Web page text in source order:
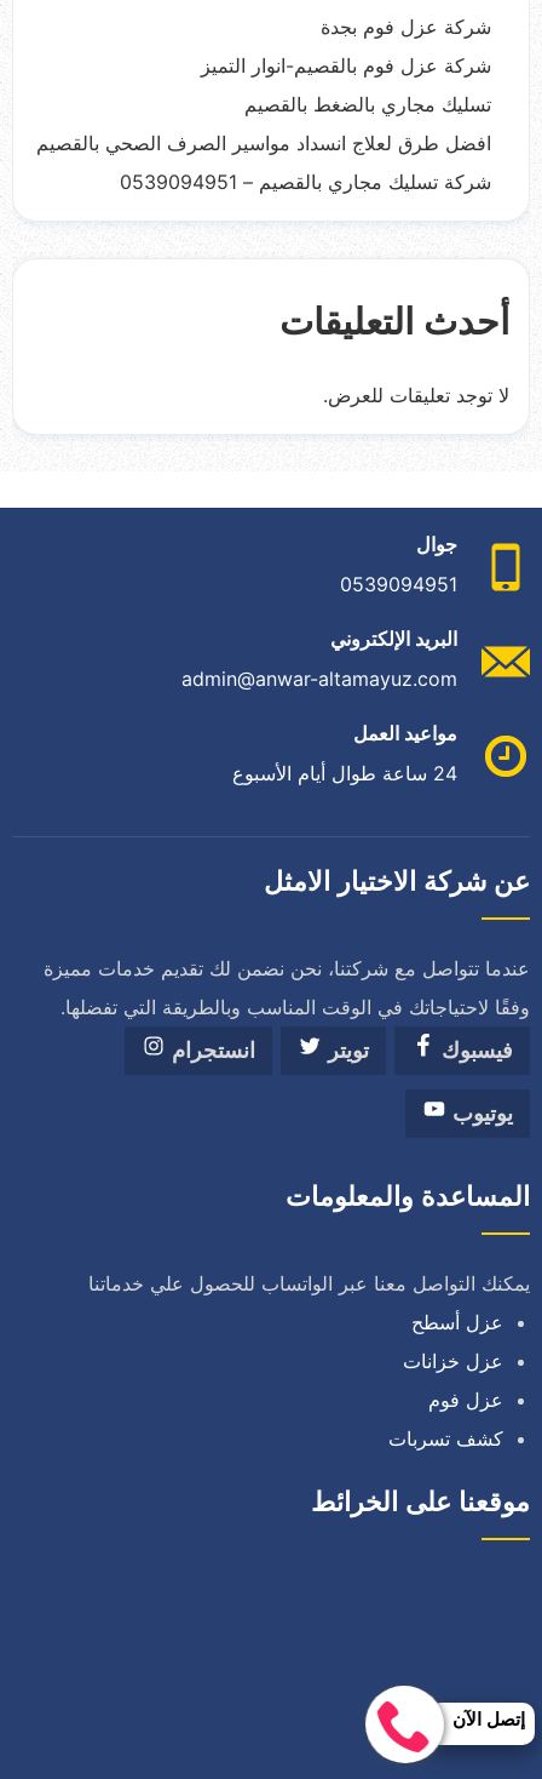
شركة عزل فوم بجدة
شركة عزل فوم بالقصيم-انوار التميز
تسليك مجاري بالضغط بالقصيم
افضل طرق لعلاج انسداد مواسير الصرف الصحي بالقصيم
شركة تسليك مجاري بالقصيم – 0539094951
أحدث التعليقات
لا توجد تعليقات للعرض.
جوال
0539094951
البريد الإلكتروني
admin@anwar-altamayuz.com
مواعيد العمل
24 ساعة طوال أيام الأسبوع
عن شركة الاختيار الامثل
عندما تتواصل مع شركتنا، نحن نضمن لك تقديم خدمات مميزة
وفقًا لاحتياجاتك في الوقت المناسب وبالطريقة التي تفضلها.
فيسبوك
تويتر انستجرام
يوتيوب
المساعدة والمعلومات
يمكنك التواصل معنا عبر الواتساب للحصول علي خدماتنا
عزل أسطح
عزل خزانات
عزل فوم
كشف تسربات
موقعنا على الخرائط
إتصل الآن